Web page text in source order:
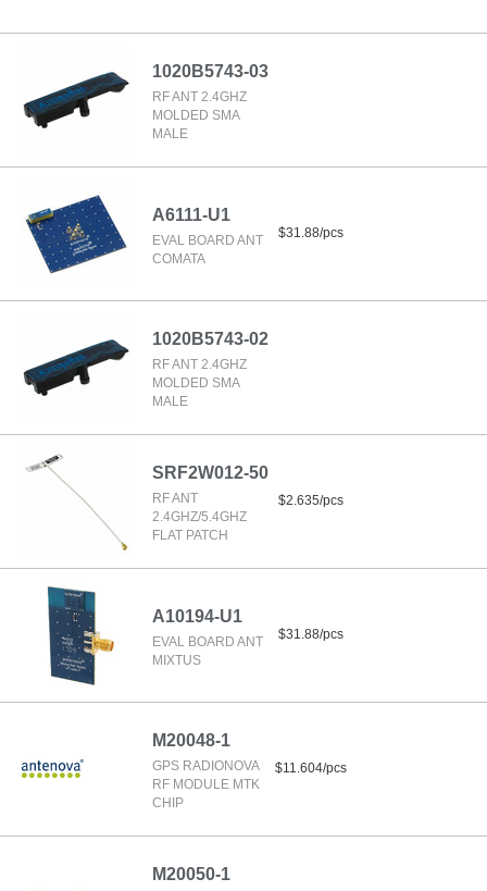
1020B5743-03
RF ANT 2.4GHZ
MOLDED SMA
MALE
A6111-U1
EVAL BOARD ANT
COMATA
$31.88/pcs
1020B5743-02
RF ANT 2.4GHZ
MOLDED SMA
MALE
SRF2W012-50
RF ANT
2.4GHZ/5.4GHZ
FLAT PATCH
$2.635/pcs
A10194-U1
EVAL BOARD ANT
MIXTUS
$31.88/pcs
M20048-1
GPS RADIONOVA
RF MODULE MTK
CHIP
$11.604/pcs
M20050-1